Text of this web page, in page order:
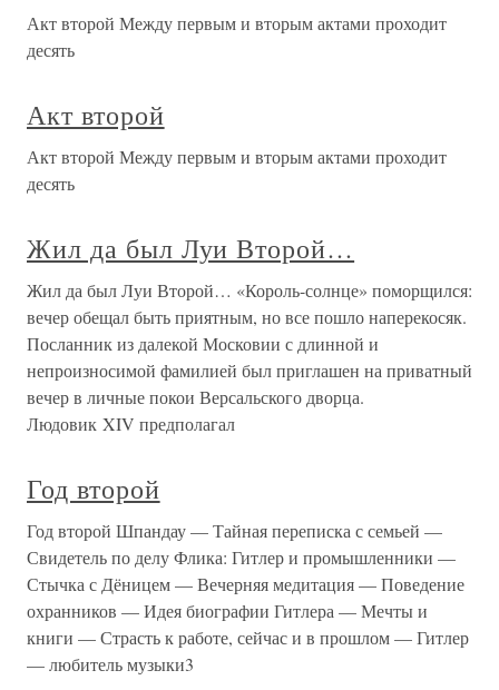
Акт второй Между первым и вторым актами проходит
десять
Акт второй
Акт второй Между первым и вторым актами проходит
десять
Жил да был Луи Второй…
Жил да был Луи Второй… «Король-солнце» поморщился:
вечер обещал быть приятным, но все пошло наперекосяк.
Посланник из далекой Московии с длинной и
непроизносимой фамилией был приглашен на приватный
вечер в личные покои Версальского дворца.
Людовик XIV предполагал
Год второй
Год второй Шпандау — Тайная переписка с семьей —
Свидетель по делу Флика: Гитлер и промышленники —
Стычка с Дёницем — Вечерняя медитация — Поведение
охранников — Идея биографии Гитлера — Мечты и
книги — Страсть к работе, сейчас и в прошлом — Гитлер
— любитель музыки3